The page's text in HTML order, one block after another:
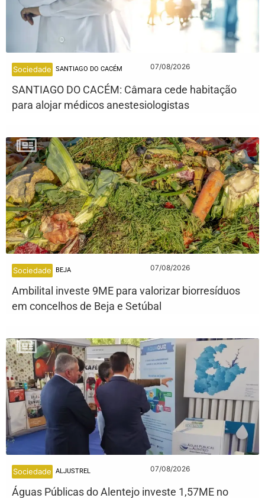
Sociedade SANTIAGO DO CACÉM 07/08/2026
SANTIAGO DO CACÉM: Câmara cede habitação
para alojar médicos anestesiologistas
Sociedade BEJA 07/08/2026
Ambilital investe 9ME para valorizar biorresíduos
em concelhos de Beja e Setúbal
Sociedade ALJUSTREL 07/08/2026
Águas Públicas do Alentejo investe 1,57ME no